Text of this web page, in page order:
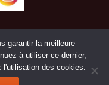
garantir la meilleure
à utiliser ce dernier,
l'utilisation des cookies.